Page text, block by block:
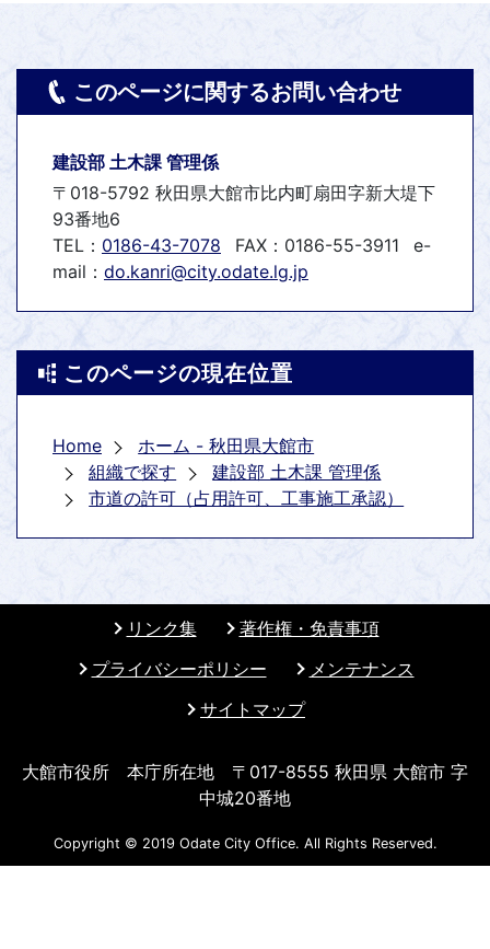
このページに関するお問い合わせ
建設部 土木課 管理係
〒018-5792 秋田県大館市比内町扇田字新大堤下
93番地6
TEL： 0186-43-7078 FAX：0186-55-3911
e-
mail： do.kanri@city.odate.lg.jp
このページの現在位置
Home
ホーム - 秋田県大館市
組織で探す
建設部 土木課 管理係
市道の許可（占用許可、工事施工承認）
リンク集
著作権・免責事項
プライバシーポリシー
メンテナンス
サイトマップ
大館市役所 本庁所在地 〒017-8555 秋田県 大館市 字
中城20番地
Copyright © 2019 Odate City Office. All Rights Reserved.